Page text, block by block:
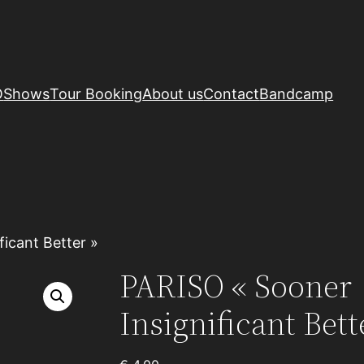
ShowsTour BookingAbout usContactBandcamp
Better »
PARISO « Sooner
Insignificant